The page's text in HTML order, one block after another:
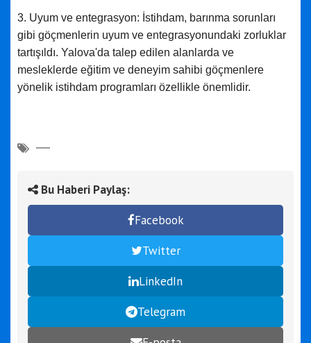
3. Uyum ve entegrasyon: İstihdam, barınma sorunları
gibi göçmenlerin uyum ve entegrasyonundaki zorluklar
tartışıldı. Yalova'da talep edilen alanlarda ve
mesleklerde eğitim ve deneyim sahibi göçmenlere
yönelik istihdam programları özellikle önemlidir.
Bu Haberi Paylaş:
Facebook
Twitter
LinkedIn
Telegram